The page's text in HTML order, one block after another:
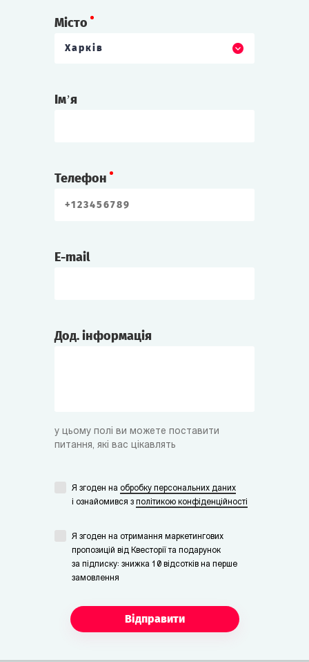
Місто
Харків
Ім’я
Телефон
E-mail
Дод. інформація
у цьому полі ви можете поставити
питання, які вас цікавлять
Я згоден на обробку персональних даних
i ознайомився з політикою конфіденційності
Я згоден на отримання маркетингових
пропозицій від Квесторії та подарунок
за підписку: знижка 10 відсотків на перше
замовлення
Відправити